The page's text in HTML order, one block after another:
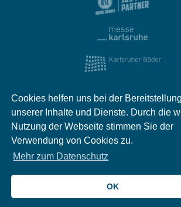
Cookies helfen uns bei der Bereitstellung
unserer Inhalte und Dienste. Durch die
Nutzung der Webseite stimmen Sie der
Verwendung von Cookies zu.
Mehr zum Datenschutz
OK
Impressum Kontakt
© 2026 meinKA